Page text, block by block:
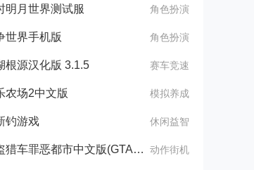
明月世界测试服 角色扮演
世界手机版 角色扮演
根源汉化版 3.1.5 赛车竞速
农场2中文版 模拟养成
钓游戏 休闲益智
侠盗猎车罪恶都市中文版(GTA：SA MOD安装器) 动作街机